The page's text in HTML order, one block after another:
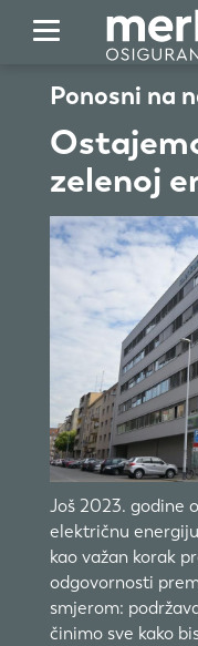
Ponosni na
zelenoj
Još 2023. godine
električnu
kao važan korak
odgovornosti
smjerom:
činimo sve kako